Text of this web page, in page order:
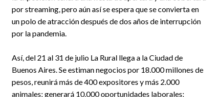
por streaming, pero aún así se espera que se convierta en
un polo de atracción después de dos años de interrupción
por la pandemia.
Así, del 21 al 31 de julio La Rural llega a la Ciudad de
Buenos Aires. Se estiman negocios por 18.000 millones de
pesos, reunirá más de 400 expositores y más 2.000
animales; generará 10.000 oportunidades laborales;